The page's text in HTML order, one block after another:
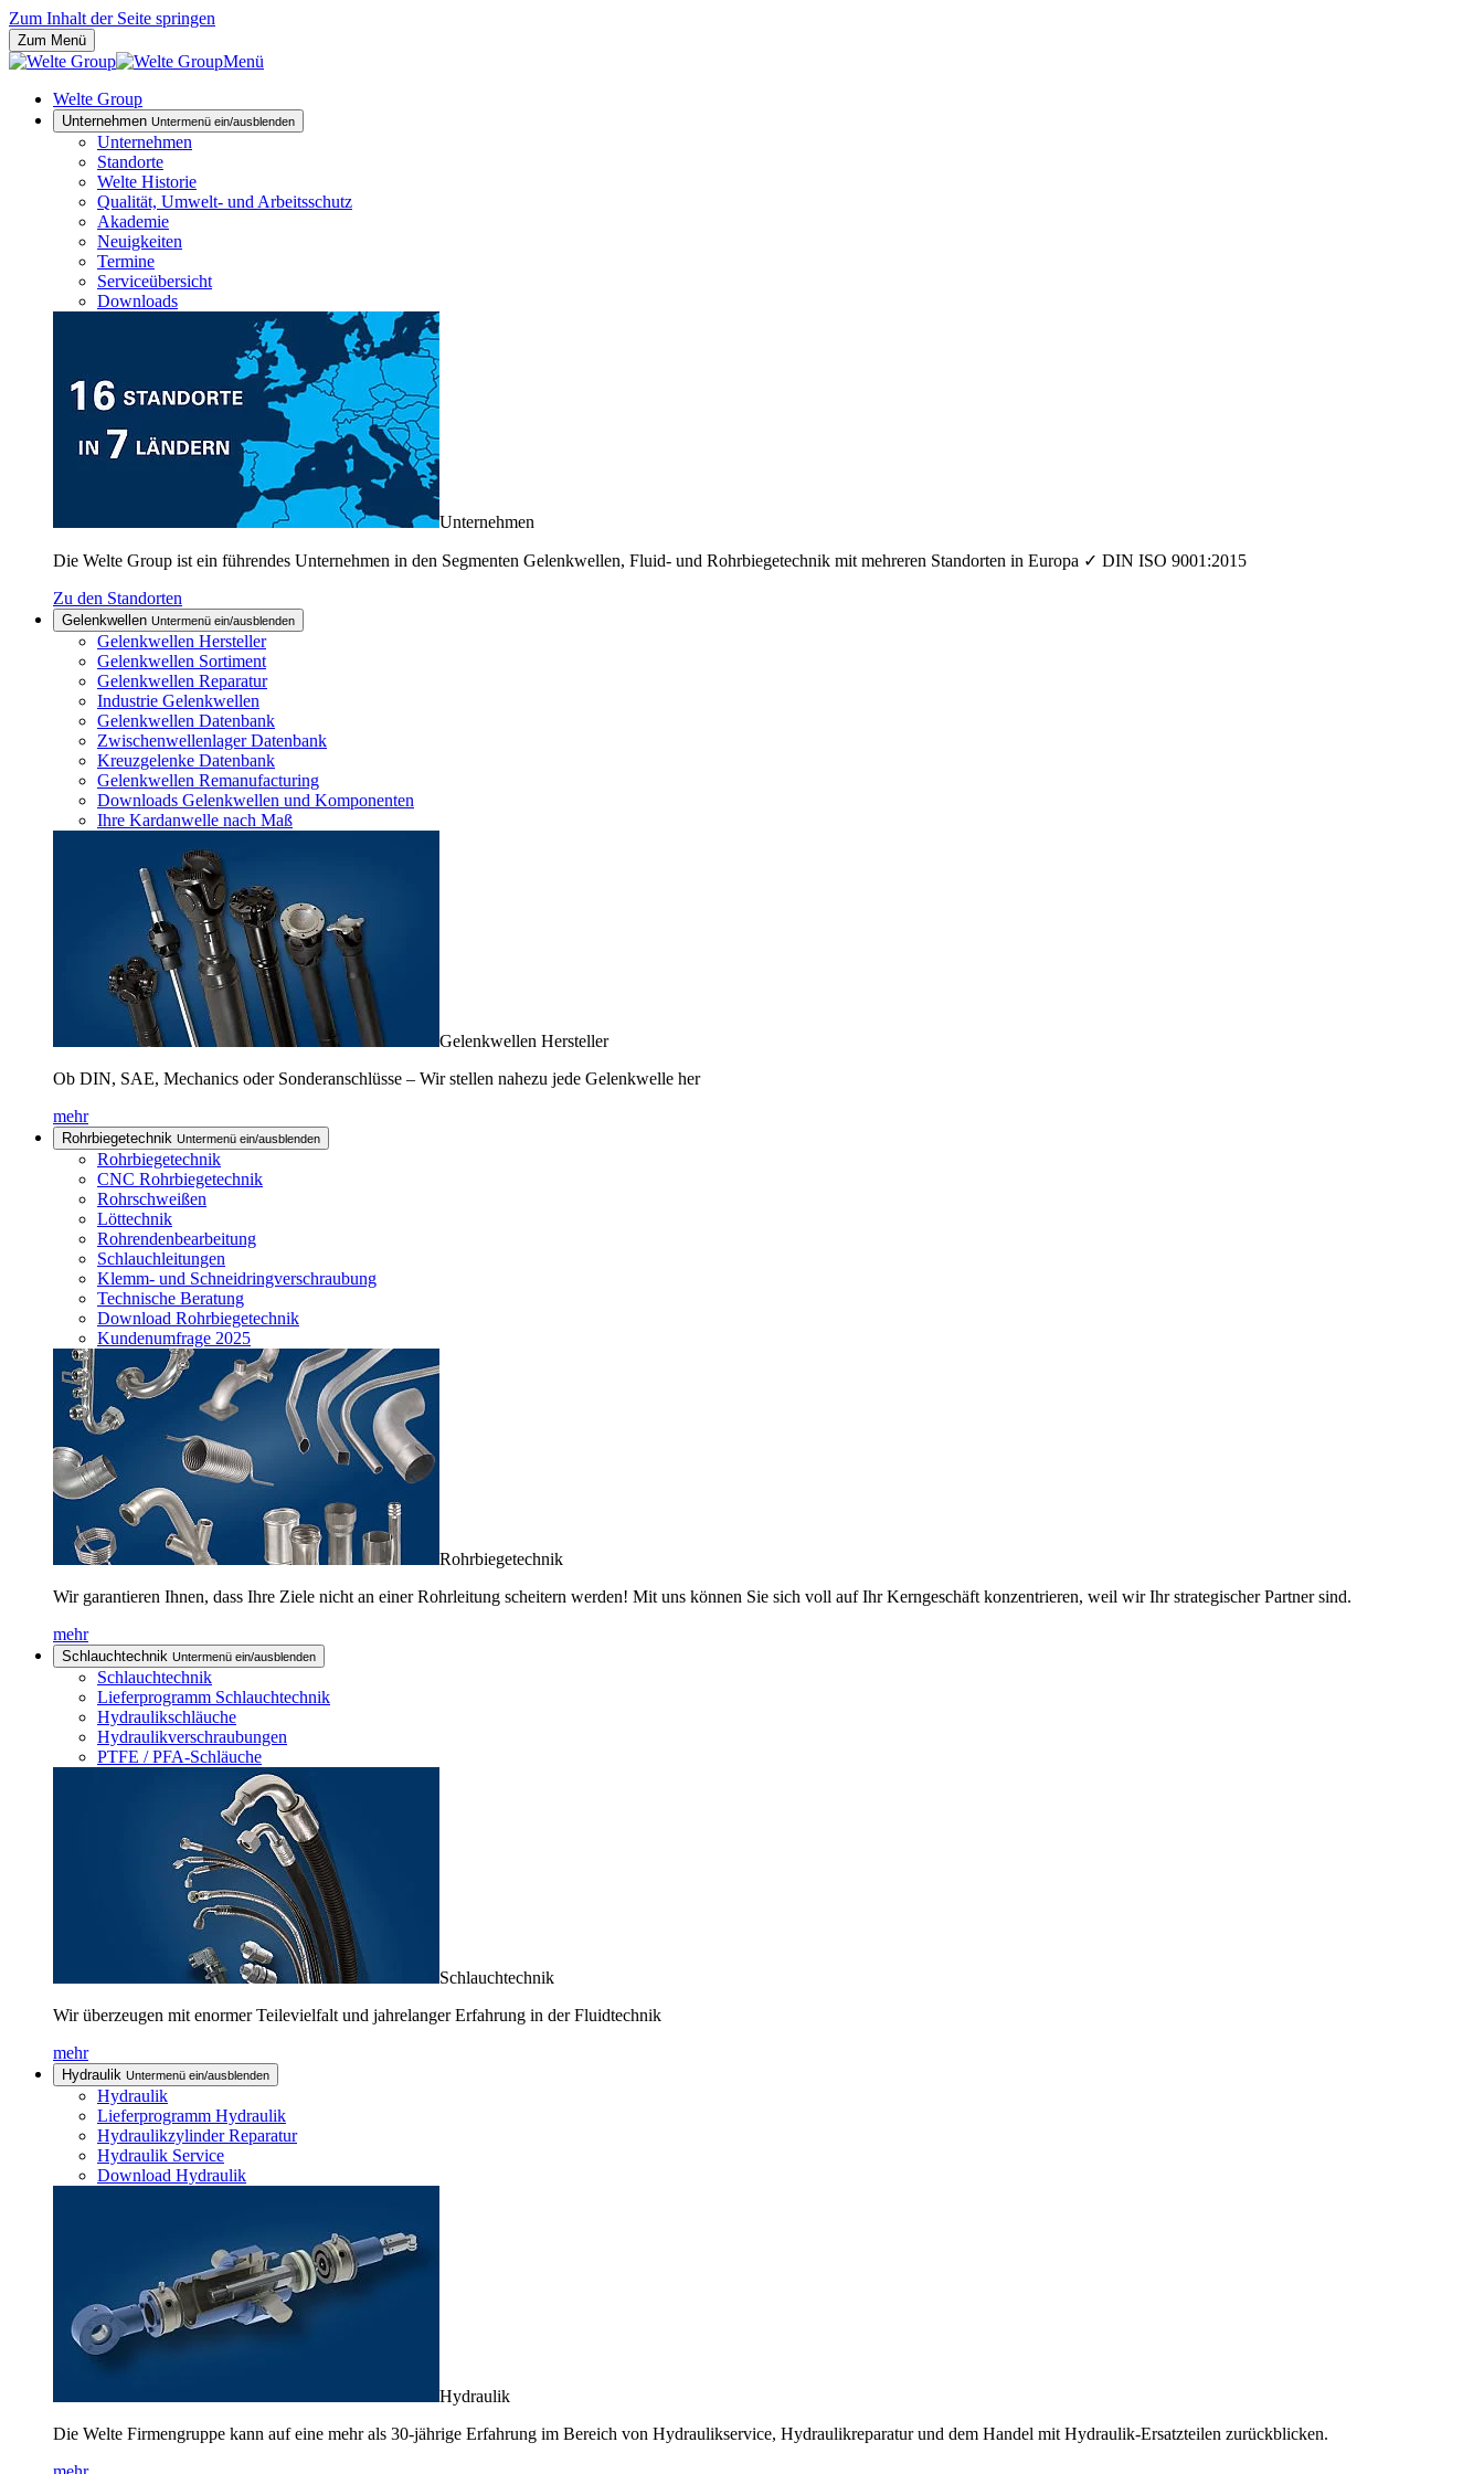
Zum Inhalt der Seite springen
Zum Menü
Menü
Welte Group
Unternehmen Untermenü ein/ausblenden
Unternehmen
Standorte
Welte Historie
Qualität, Umwelt- und Arbeitsschutz
Akademie
Neuigkeiten
Termine
Serviceübersicht
Downloads
Unternehmen
Die Welte Group ist ein führendes Unternehmen in den Segmenten Gelenkwellen, Fluid- und Rohrbiegetechnik mit mehreren Standorten in Europa ✓ DIN ISO 9001:2015
Zu den Standorten
Gelenkwellen Untermenü ein/ausblenden
Gelenkwellen Hersteller
Gelenkwellen Sortiment
Gelenkwellen Reparatur
Industrie Gelenkwellen
Gelenkwellen Datenbank
Zwischenwellenlager Datenbank
Kreuzgelenke Datenbank
Gelenkwellen Remanufacturing
Downloads Gelenkwellen und Komponenten
Ihre Kardanwelle nach Maß
Gelenkwellen Hersteller
Ob DIN, SAE, Mechanics oder Sonderanschlüsse – Wir stellen nahezu jede Gelenkwelle her
mehr
Rohrbiegetechnik Untermenü ein/ausblenden
Rohrbiegetechnik
CNC Rohrbiegetechnik
Rohrschweißen
Löttechnik
Rohrendenbearbeitung
Schlauchleitungen
Klemm- und Schneidringverschraubung
Technische Beratung
Download Rohrbiegetechnik
Kundenumfrage 2025
Rohrbiegetechnik
Wir garantieren Ihnen, dass Ihre Ziele nicht an einer Rohrleitung scheitern werden! Mit uns können Sie sich voll auf Ihr Kerngeschäft konzentrieren, weil wir Ihr strategischer Partner sind.
mehr
Schlauchtechnik Untermenü ein/ausblenden
Schlauchtechnik
Lieferprogramm Schlauchtechnik
Hydraulikschläuche
Hydraulikverschraubungen
PTFE / PFA-Schläuche
Schlauchtechnik
Wir überzeugen mit enormer Teilevielfalt und jahrelanger Erfahrung in der Fluidtechnik
mehr
Hydraulik Untermenü ein/ausblenden
Hydraulik
Lieferprogramm Hydraulik
Hydraulikzylinder Reparatur
Hydraulik Service
Download Hydraulik
Hydraulik
Die Welte Firmengruppe kann auf eine mehr als 30-jährige Erfahrung im Bereich von Hydraulikservice, Hydraulikreparatur und dem Handel mit Hydraulik-Ersatzteilen zurückblicken.